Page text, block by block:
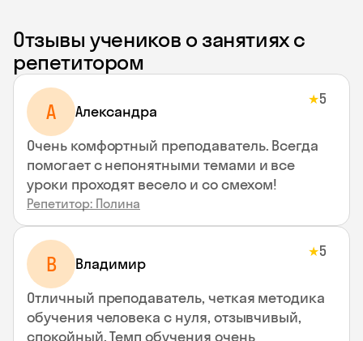
Отзывы учеников о занятиях с
репетитором
A Aлександра
★5
Очень комфортный преподаватель. Всегда
помогает с непонятными темами и все
уроки проходят весело и со смехом!
Репетитор: Полина
В Владимир
★5
Отличный преподаватель, четкая методика
обучения человека с нуля, отзывчивый,
спокойный. Темп обучения очень